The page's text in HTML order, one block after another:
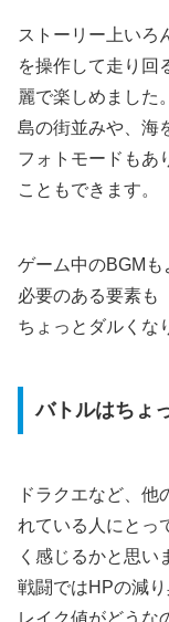
ストーリー上いろ
を操作して走り回
麗で楽しめました。
島の街並みや、海
フォトモードもあ
こともできます。
ゲーム中のBGM
必要のある要素も
ちょっとダルくな
バトルはちょ
ドラクエなど、
れている人にとっ
く感じるかと思い
戦闘ではHPの減
レイク値がどうな